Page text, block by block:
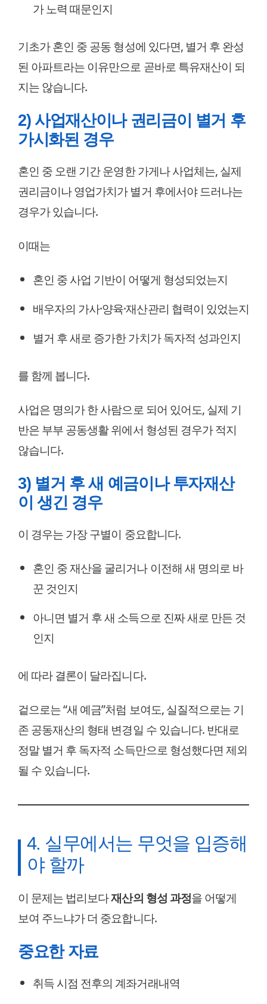
가 노력 때문인지
기초가 혼인 중 공동 형성에 있다면, 별거 후 완성
된 아파트라는 이유만으로 곧바로 특유재산이 되
지는 않습니다.
2) 사업재산이나 권리금이 별거 후
가시화된 경우
혼인 중 오랜 기간 운영한 가게나 사업체는, 실제
권리금이나 영업가치가 별거 후에서야 드러나는
경우가 있습니다.
이때는
혼인 중 사업 기반이 어떻게 형성되었는지
배우자의 가사·양육·재산관리 협력이 있었는지
별거 후 새로 증가한 가치가 독자적 성과인지
를 함께 봅니다.
사업은 명의가 한 사람으로 되어 있어도, 실제 기
반은 부부 공동생활 위에서 형성된 경우가 적지
않습니다.
3) 별거 후 새 예금이나 투자재산
이 생긴 경우
이 경우는 가장 구별이 중요합니다.
혼인 중 재산을 굴리거나 이전해 새 명의로 바
꾼 것인지
아니면 별거 후 새 소득으로 진짜 새로 만든 것
인지
에 따라 결론이 달라집니다.
겉으로는 “새 예금”처럼 보여도, 실질적으로는 기
존 공동재산의 형태 변경일 수 있습니다. 반대로
정말 별거 후 독자적 소득만으로 형성했다면 제외
될 수 있습니다.
4. 실무에서는 무엇을 입증해
야 할까
이 문제는 법리보다재산의 형성 과정을 어떻게
보여 주느냐가 더 중요합니다.
중요한 자료
취득 시점 전후의 계좌거래내역